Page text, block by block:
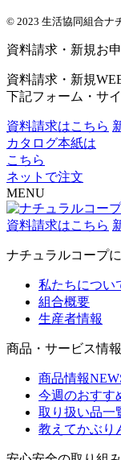
© 2023 生活協同組合ナ
資料請求・新規お
資料請求・新規
下記フォーム・サ
資料請求はこちら
カタログ本紙は
こちら
ネットで注文
MENU
資料請求はこちら
ナチュラルコープ
私たちについ
組合概要
生産者情報
商品・サービス情報
商品情報
今週のおすす
取り扱い品一
教えてかぶり